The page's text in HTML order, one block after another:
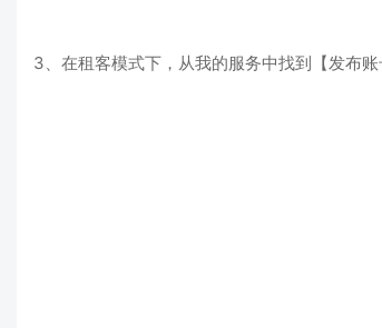
3、在租客模式下，从我的服务中找到【发布账